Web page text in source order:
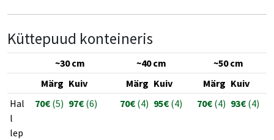
Küttepuud konteineris
~30 cm ~40 cm
~50 cm
Märg Kuiv Märg Kuiv Märg Kuiv
Hal
l
lep
70€ (5) 97€ (6) 70€ (4) 95€ (4) 70€ (4) 93€ (4)